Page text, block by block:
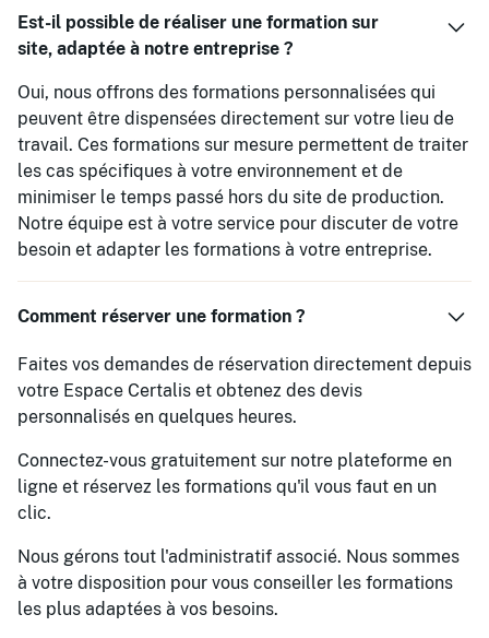
Est-il possible de réaliser une formation sur
site, adaptée à notre entreprise ?
Oui, nous offrons des formations personnalisées qui
peuvent être dispensées directement sur votre lieu de
travail. Ces formations sur mesure permettent de traiter
les cas spécifiques à votre environnement et de
minimiser le temps passé hors du site de production.
Notre équipe est à votre service pour discuter de votre
besoin et adapter les formations à votre entreprise.
Comment réserver une formation ?
Faites vos demandes de réservation directement depuis
votre Espace Certalis et obtenez des devis
personnalisés en quelques heures.
Connectez-vous gratuitement sur notre plateforme en
ligne et réservez les formations qu'il vous faut en un
clic.
Nous gérons tout l'administratif associé. Nous sommes
à votre disposition pour vous conseiller les formations
les plus adaptées à vos besoins.